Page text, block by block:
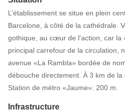
L’établissement se situe en plein
Barcelone, à côté de la cathédrale.
gothique, au cœur de l'action, car la
principal carrefour de la circulation,
avenue «La Rambla» bordée de
débouche directement. À 3 km de la
Station de métro «Jaume»: 200 m.
Infrastructure